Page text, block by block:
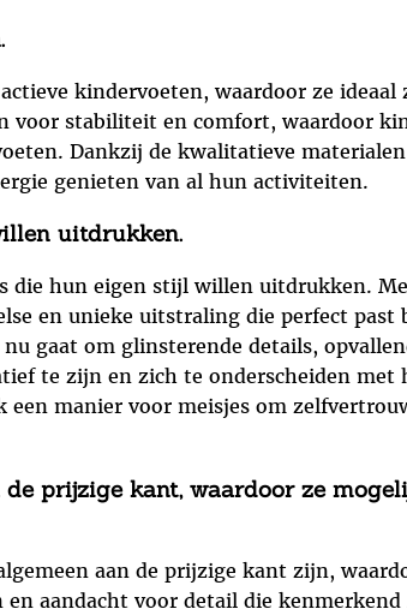
kindervoeten, waardoor ze
voor stabiliteit en comfort, waardoor
Dankzij de kwalitatieve
genieten van al hun activiteiten.
uitdrukken.
die hun eigen stijl willen uitdrukken.
en unieke uitstraling die perfect past
gaat om glinsterende details,
te zijn en zich te onderscheiden met
een manier voor meisjes om
prijzige kant, waardoor ze
aan de prijzige kant zijn,
aandacht voor detail die